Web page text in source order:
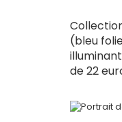
(bleu
de 22